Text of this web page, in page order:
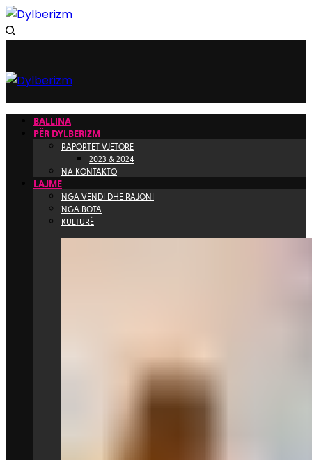
BALLINA
PËR DYLBERIZM
RAPORTET VJETORE
2023 & 2024
NA KONTAKTO
LAJME
NGA VENDI DHE RAJONI
NGA BOTA
KULTURË